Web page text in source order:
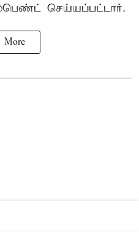
செய்யப்பட்டார்.
More